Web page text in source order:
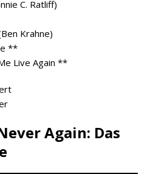
C. Ratliff)
Krahne)
**
Live Again **
Again: Das